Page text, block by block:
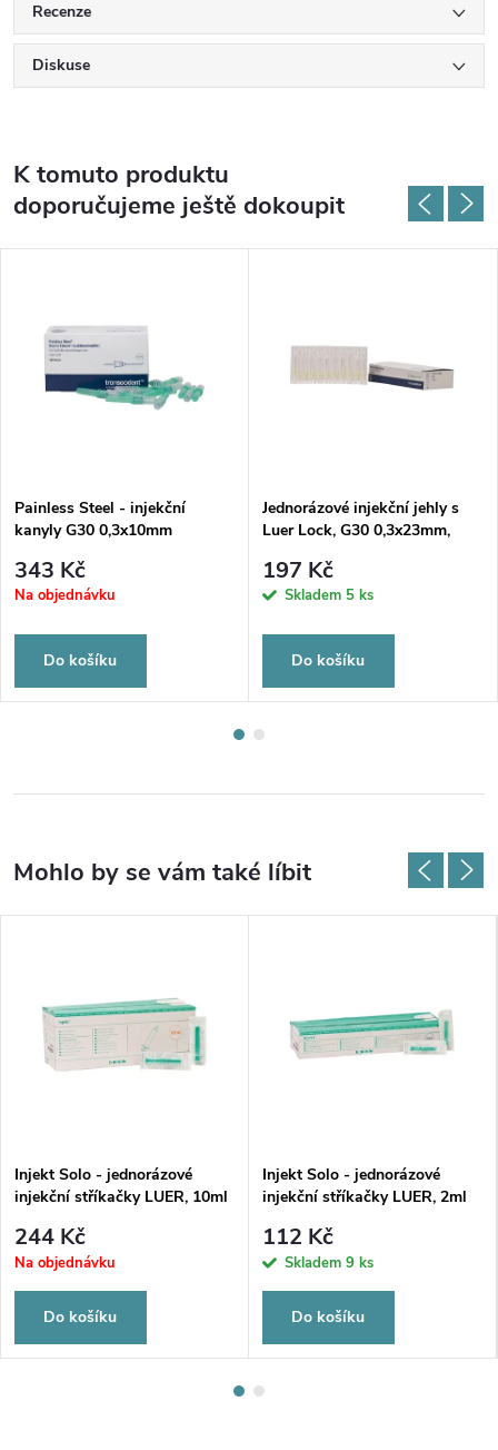
Recenze
Diskuse
K tomuto produktu
doporučujeme ještě dokoupit
Painless Steel - injekční
kanyly G30 0,3x10mm
343 Kč
Na objednávku
Do košíku
Jednorázové injekční jehly s
Luer Lock, G30 0,3x23mm,
197 Kč
Skladem 5 ks
Do košíku
Injekt Solo - jednorázové
injekční stříkačky LUER, 10ml
244 Kč
Na objednávku
Do košíku
Injekt Solo - jednorázové
injekční stříkačky LUER, 2ml
112 Kč
Skladem 9 ks
Do košíku